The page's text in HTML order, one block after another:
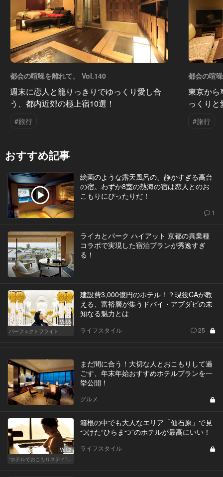
都会の喧噪を離れて。 Vol.140
週末に恋人と籠りっきりでゆっくり愛し合
う、都内近郊の極上宿10選！
#旅行
都会の喧
東京から
っくり
#旅行
おすすめ記事
絵画のような露天風呂の、静かすぎる高台
の宿。わずか8室の熱海の宿は恋人とのお
こもりにぴったりだ！
1
ライカとパーク ハイアット 京都の異業種
コラボで実現した宿泊プランが秀逸すぎ
る！
Vol.6
パーフェクトフライト
建設費3,000億円のホテル！？現役CAが教
える、富裕層が集うドバイ・アブダビの未
知なる魅力とは
ライフスタイル 25
まだ間に合う！大切な人とおこもりして過
ごす、年末年始おすすめホテルプランを一
挙公開！
グルメ
Vol.2
“ホテルでおこもりステイ”が大人デートに最高の選択だ
箱根の中でも大人なエリア「仙石原」で見
つけた“ひらまつ”のホテルが最高にいい！
ライフスタイル